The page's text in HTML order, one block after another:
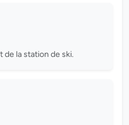
de la station de ski.